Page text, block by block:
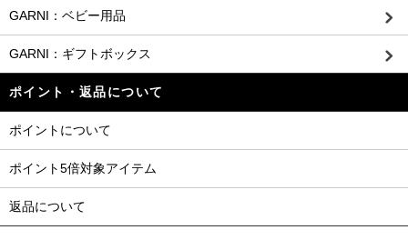
GARNI：ベビー用品
GARNI：ギフトボックス
ポイント・返品について
ポイントについて
ポイント5倍対象アイテム
返品について